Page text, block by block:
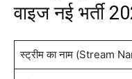
वाइज नई भर्ती
स्ट्रीम का नाम (Stream